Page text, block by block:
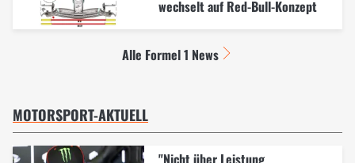
wechselt auf Red-Bull-Konzept
Alle Formel 1 News
MOTORSPORT-AKTUELL